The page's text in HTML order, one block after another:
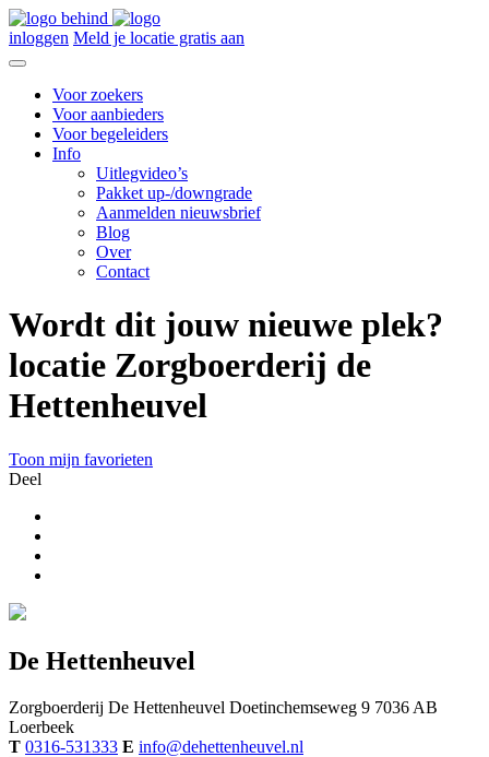
inloggen Meld je locatie gratis aan
Voor zoekers
Voor aanbieders
Voor begeleiders
Info
Uitlegvideo’s
Pakket up-/downgrade
Aanmelden nieuwsbrief
Blog
Over
Contact
Wordt dit jouw nieuwe plek?
locatie Zorgboerderij de
Hettenheuvel
Toon mijn favorieten
Deel
De Hettenheuvel
Zorgboerderij De Hettenheuvel Doetinchemseweg 9 7036 AB
Loerbeek
T 0316-531333 E info@dehettenheuvel.nl